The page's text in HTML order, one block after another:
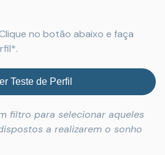
no botão abaixo e faça
Teste de Perfil
filtro para selecionar aqueles
a realizarem o sonho